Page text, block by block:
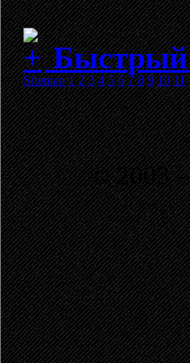
Быстрый
Sitemap 1 2 3 4 5 6 7 8 9 10 11
© 2003 -